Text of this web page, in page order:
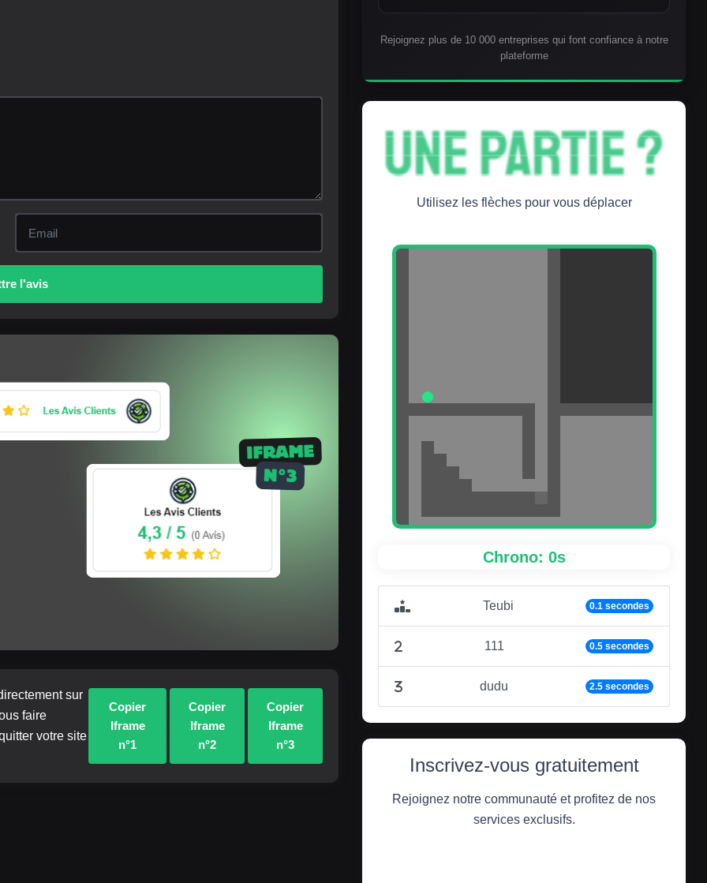
l'avis
sur
faire
votre site
Copier
Iframe
n°1
Copier
Iframe
n°2
Copier
Iframe
n°3
Rejoignez plus de 10 000 entreprises qui font confiance à notre
plateforme
UNE PARTIE ?
UNE PARTIE ?
UNE PARTIE ?
UNE PARTIE ?
Utilisez les flèches pour vous déplacer
Chrono: 0s
Teubi 0.1 secondes
111 0.5 secondes
dudu 2.5 secondes
Inscrivez-vous gratuitement
Rejoignez notre communauté et profitez de nos
services exclusifs.